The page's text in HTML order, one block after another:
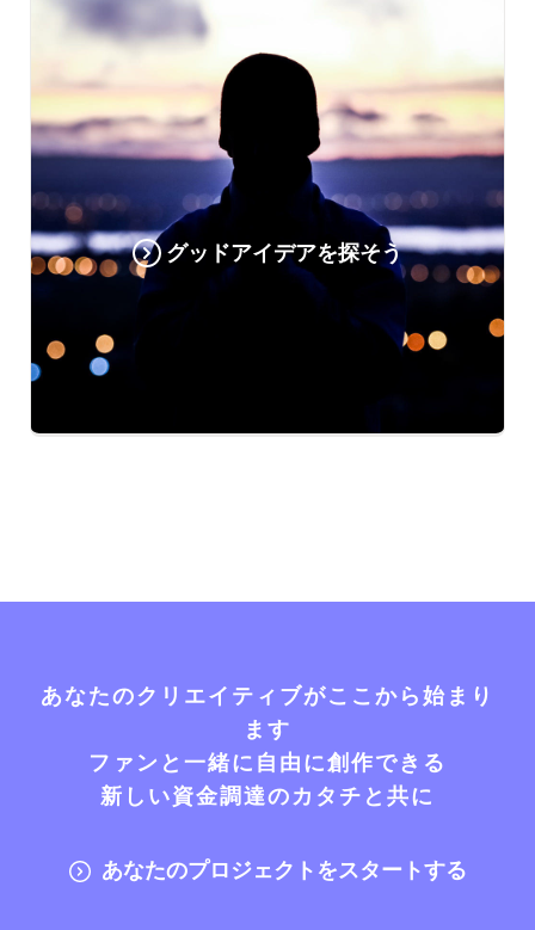
グッドアイデアを探そう
あなたのクリエイティブがここから始まり
ます
ファンと一緒に自由に創作できる
新しい資金調達のカタチと共に
あなたのプロジェクトをスタートする